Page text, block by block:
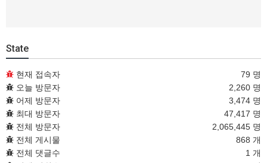
State
현재 접속자
79 명
오늘 방문자
2,260 명
어제 방문자
3,474 명
최대 방문자
47,417 명
전체 방문자
2,065,445 명
전체 게시물
868 개
전체 댓글수
1 개